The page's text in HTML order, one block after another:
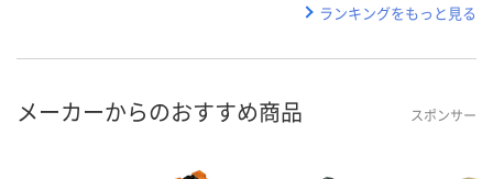
ランキングをもっと見る
メーカーからのおすすめ商品 スポンサー